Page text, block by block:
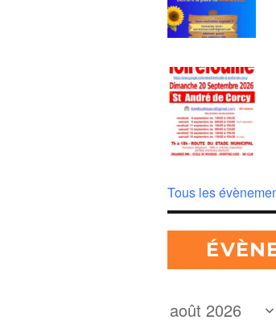
Tous les